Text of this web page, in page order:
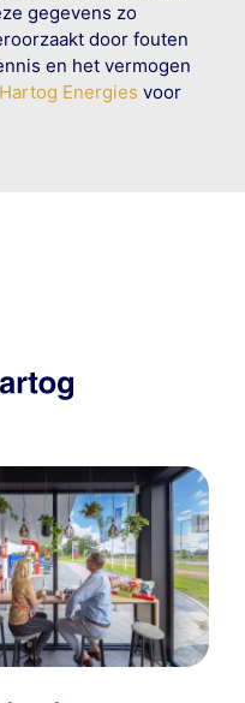
gegevens zo
door fouten
en het vermogen
Energies voor